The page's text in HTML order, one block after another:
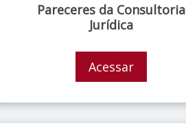
Pareceres da Consultoria
Jurídica
Acessar